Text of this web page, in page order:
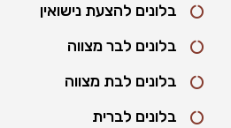
בלונים להצעת נישואין
בלונים לבר מצווה
בלונים לבת מצווה
בלונים לברית